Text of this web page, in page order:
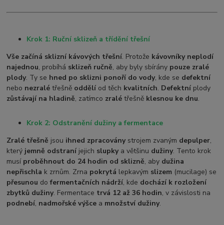
Krok 1: Ruční sklizeň a třídění třešní
Vše začíná sklizní kávových třešní. Protože kávovníky neplodí
najednou, probíhá sklizeň ručně, aby byly sbírány pouze zralé
plody. Ty se hned po sklizni ponoří do vody, kde se defektní
nebo nezralé třešně oddělí od těch kvalitních. Defektní plody
zůstávají na hladině, zatímco zralé třešně klesnou ke dnu.
Krok 2: Odstranění dužiny a fermentace
Zralé třešně jsou ihned zpracoványstrojem zvaným depulper,
který jemně odstraní jejich slupkya většinu dužiny. Tento krok
musí proběhnout do 24 hodin od sklizně, aby dužina
nepřischla k zrnům. Zrna pokrytá lepkavým slizem (mucilage) se
přesunou dofermentačních nádrží, kde dochází k rozložení
zbytků dužiny. Fermentace trvá 12 až 36 hodin, v závislosti na
podnebí, nadmořské výšce a množství dužiny.